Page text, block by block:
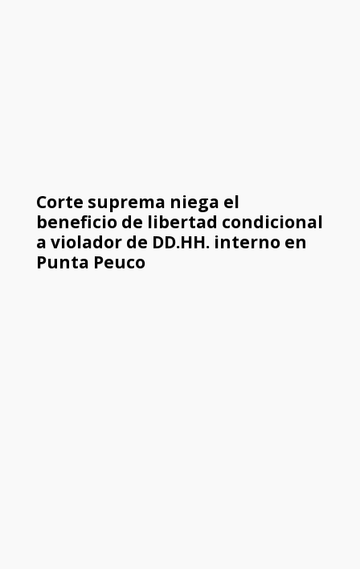
Corte suprema niega el
beneficio de libertad condicional
a violador de DD.HH. interno en
Punta Peuco